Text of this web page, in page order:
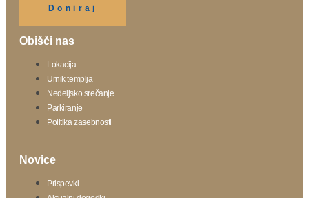
Doniraj
Obišči nas
Lokacija
Urnik templja
Nedeljsko srečanje
Parkiranje
Politika zasebnosti
Novice
Prispevki